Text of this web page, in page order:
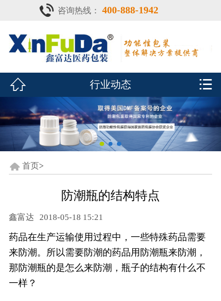
 首页
产品中心
鑫富达资质
行业动态
联系我们
药品信息查询
咨询热线： 400-888-1942
 行业动态 
首页>
防潮瓶的结构特点
鑫富达 2018-05-18 15:21
药品在生产运输使用过程中，一些特殊药品需要
来防潮。所以需要防潮的药品用防潮瓶来防潮，
那防潮瓶的是怎么来防潮，瓶子的结构有什么不
一样？